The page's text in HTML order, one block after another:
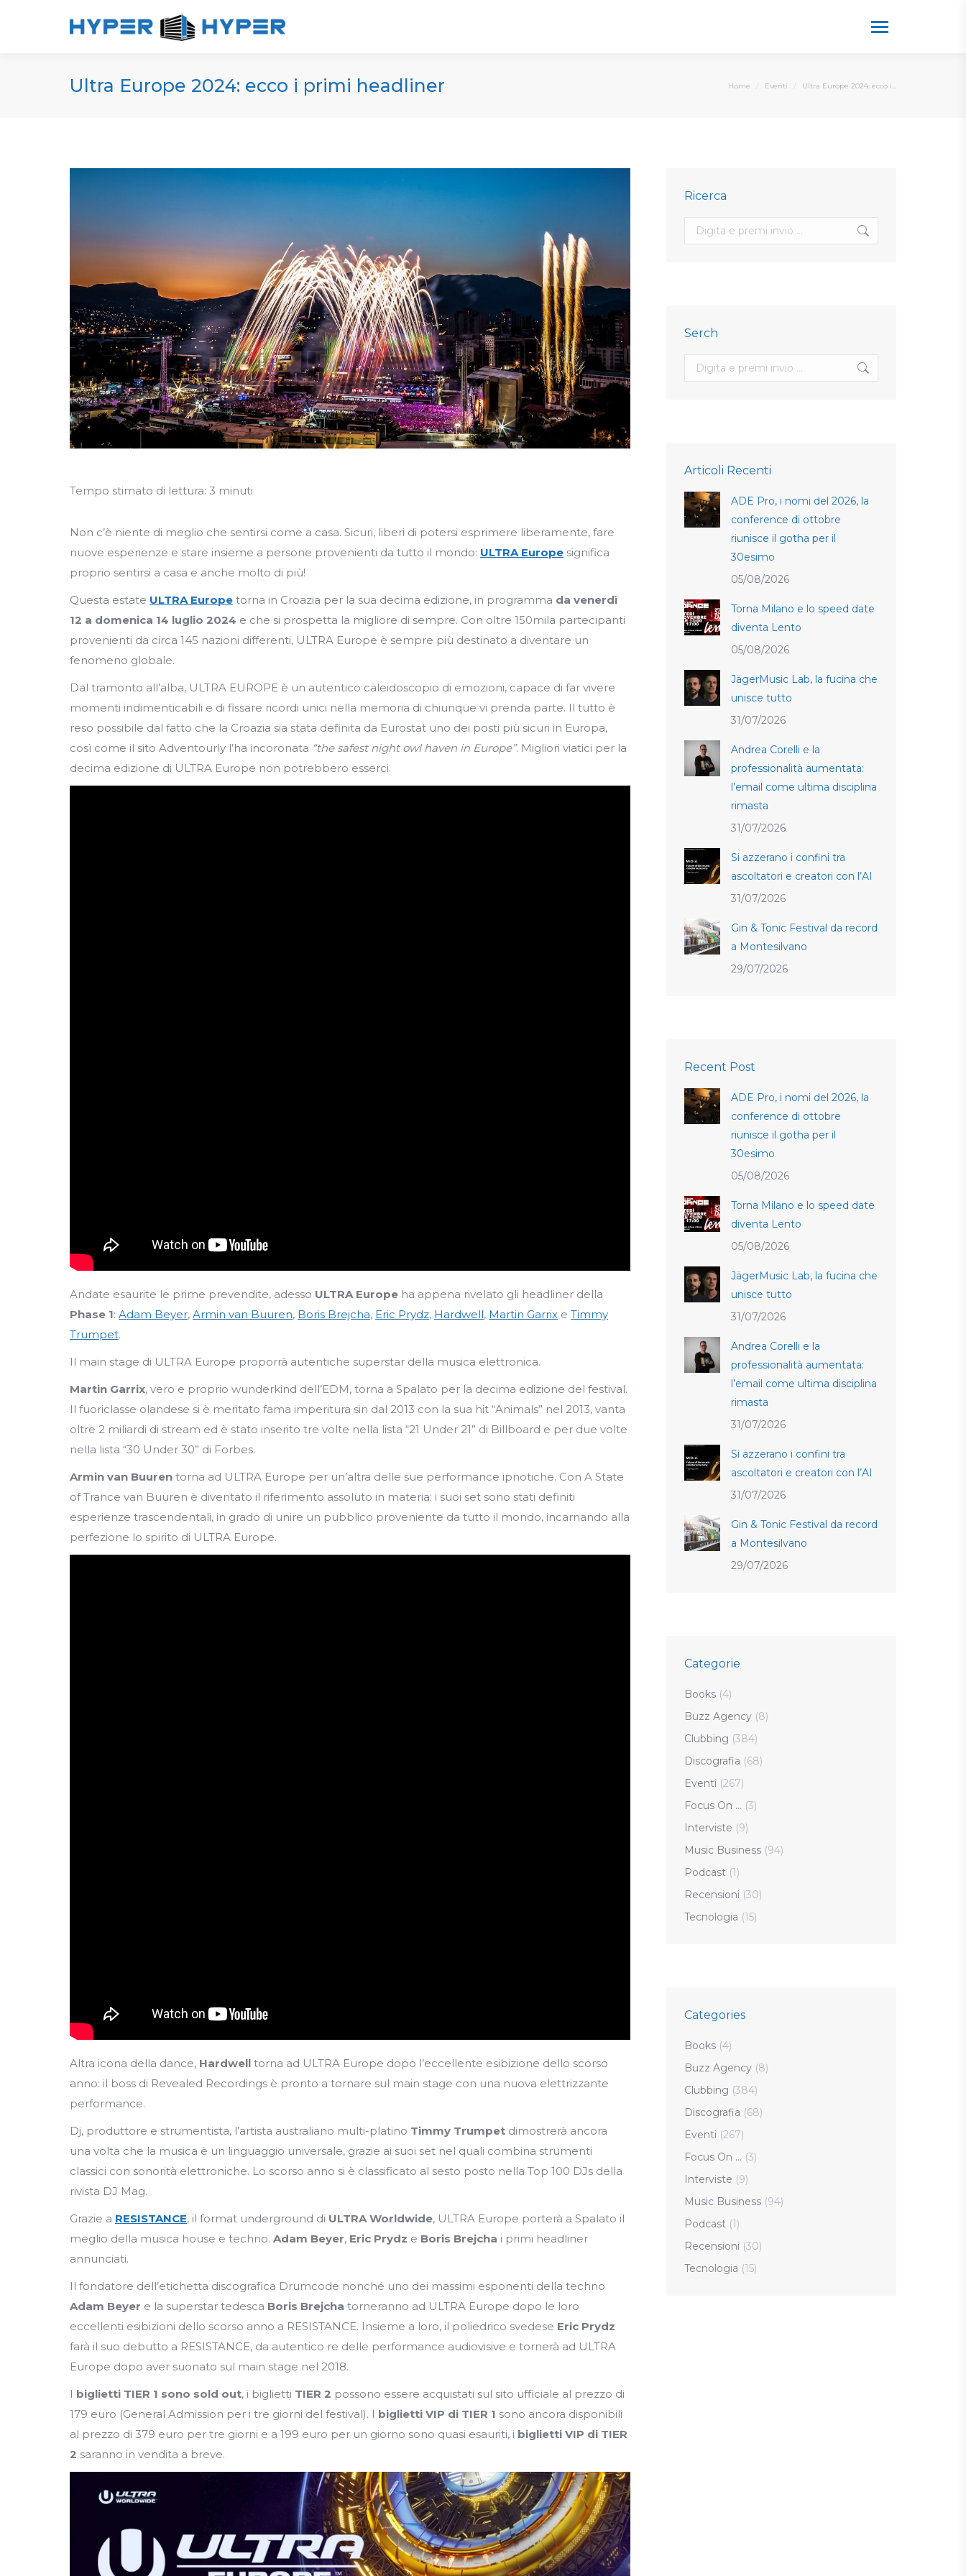
Ultra Europe 2024: ecco i primi headliner You are here:
Home Eventi Ultra Europe 2024: ecco i…
Tempo stimato di lettura: 3 minuti
Non c’è niente di meglio che sentirsi come a casa. Sicuri, liberi di potersi esprimere liberamente, fare
nuove esperienze e stare insieme a persone provenienti da tutto il mondo: ULTRA Europe significa
proprio sentirsi a casa e anche molto di più!
Questa estate ULTRA Europe torna in Croazia per la sua decima edizione, in programma da venerdì
12 a domenica 14 luglio 2024 e che si prospetta la migliore di sempre. Con oltre 150mila partecipanti
provenienti da circa 145 nazioni differenti, ULTRA Europe è sempre più destinato a diventare un
fenomeno globale.
Dal tramonto all’alba, ULTRA EUROPE è un autentico caleidoscopio di emozioni, capace di far vivere
momenti indimenticabili e di fissare ricordi unici nella memoria di chiunque vi prenda parte. Il tutto è
reso possibile dal fatto che la Croazia sia stata definita da Eurostat uno dei posti più sicuri in Europa,
così come il sito Adventourly l’ha incoronata “the safest night owl haven in Europe”. Migliori viatici per la
decima edizione di ULTRA Europe non potrebbero esserci.
Andate esaurite le prime prevendite, adesso ULTRA Europe ha appena rivelato gli headliner della
Phase 1: Adam Beyer, Armin van Buuren, Boris Brejcha, Eric Prydz, Hardwell, Martin Garrix e Timmy
Trumpet.
Il main stage di ULTRA Europe proporrà autentiche superstar della musica elettronica.
Martin Garrix, vero e proprio wunderkind dell’EDM, torna a Spalato per la decima edizione del festival.
Il fuoriclasse olandese si è meritato fama imperitura sin dal 2013 con la sua hit “Animals” nel 2013, vanta
oltre 2 miliardi di stream ed è stato inserito tre volte nella lista “21 Under 21” di Billboard e per due volte
nella lista “30 Under 30” di Forbes.
Armin van Buuren torna ad ULTRA Europe per un’altra delle sue performance ipnotiche. Con A State
of Trance van Buuren è diventato il riferimento assoluto in materia: i suoi set sono stati definiti
esperienze trascendentali, in grado di unire un pubblico proveniente da tutto il mondo, incarnando alla
perfezione lo spirito di ULTRA Europe.
Altra icona della dance, Hardwell torna ad ULTRA Europe dopo l’eccellente esibizione dello scorso
anno: il boss di Revealed Recordings è pronto a tornare sul main stage con una nuova elettrizzante
performance.
Dj, produttore e strumentista, l’artista australiano multi-platino Timmy Trumpet dimostrerà ancora
una volta che la musica è un linguaggio universale, grazie ai suoi set nel quali combina strumenti
classici con sonorità elettroniche. Lo scorso anno si è classificato al sesto posto nella Top 100 DJs della
rivista DJ Mag.
Grazie a RESISTANCE, il format underground di ULTRA Worldwide, ULTRA Europe porterà a Spalato il
meglio della musica house e techno. Adam Beyer, Eric Prydz e Boris Brejcha i primi headliner
annunciati.
Il fondatore dell’etichetta discografica Drumcode nonché uno dei massimi esponenti della techno
Adam Beyer e la superstar tedesca Boris Brejcha torneranno ad ULTRA Europe dopo le loro
eccellenti esibizioni dello scorso anno a RESISTANCE. Insieme a loro, il poliedrico svedese Eric Prydz
farà il suo debutto a RESISTANCE, da autentico re delle performance audiovisive e tornerà ad ULTRA
Europe dopo aver suonato sul main stage nel 2018.
I biglietti TIER 1 sono sold out, i biglietti TIER 2 possono essere acquistati sul sito ufficiale al prezzo di
179 euro (General Admission per i tre giorni del festival). I biglietti VIP di TIER 1 sono ancora disponibili
al prezzo di 379 euro per tre giorni e a 199 euro per un giorno sono quasi esauriti, i biglietti VIP di TIER
2 saranno in vendita a breve.
Ricerca
Search:
Serch
Search:
Articoli Recenti
ADE Pro, i nomi del 2026, la
conference di ottobre
riunisce il gotha per il
30esimo
05/08/2026
Torna Milano e lo speed date
diventa Lento
05/08/2026
JägerMusic Lab, la fucina che
unisce tutto
31/07/2026
Andrea Corelli e la
professionalità aumentata:
l’email come ultima disciplina
rimasta
31/07/2026
Si azzerano i confini tra
ascoltatori e creatori con l’AI
31/07/2026
Gin & Tonic Festival da record
a Montesilvano
29/07/2026
Recent Post
ADE Pro, i nomi del 2026, la
conference di ottobre
riunisce il gotha per il
30esimo
05/08/2026
Torna Milano e lo speed date
diventa Lento
05/08/2026
JägerMusic Lab, la fucina che
unisce tutto
31/07/2026
Andrea Corelli e la
professionalità aumentata:
l’email come ultima disciplina
rimasta
31/07/2026
Si azzerano i confini tra
ascoltatori e creatori con l’AI
31/07/2026
Gin & Tonic Festival da record
a Montesilvano
29/07/2026
Categorie
Books (4)
Buzz Agency (8)
Clubbing (384)
Discografia (68)
Eventi (267)
Focus On … (3)
Interviste (9)
Music Business (94)
Podcast (1)
Recensioni (30)
Tecnologia (15)
Categories
Books (4)
Buzz Agency (8)
Clubbing (384)
Discografia (68)
Eventi (267)
Focus On … (3)
Interviste (9)
Music Business (94)
Podcast (1)
Recensioni (30)
Tecnologia (15)